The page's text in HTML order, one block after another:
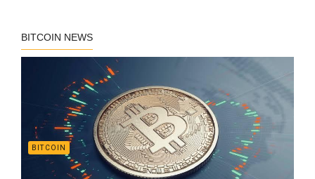
BITCOIN NEWS
BITCOIN